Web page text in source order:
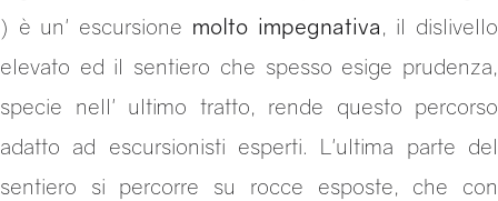
) è un' escursione molto impegnativa, il dislivello
elevato ed il sentiero che spesso esige prudenza,
specie nell' ultimo tratto, rende questo percorso
adatto ad escursionisti esperti. L'ultima parte del
sentiero si percorre su rocce esposte, che con